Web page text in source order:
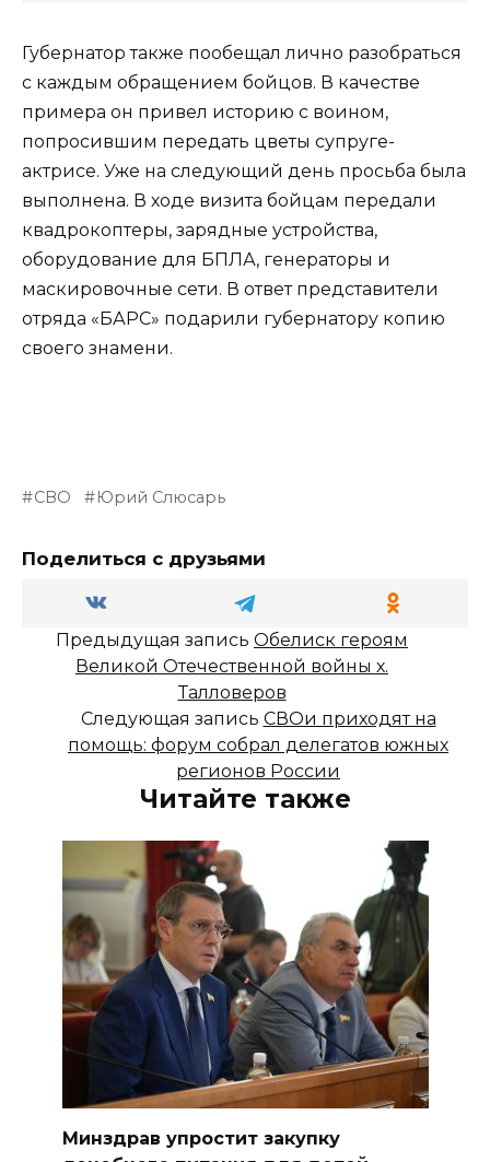
Губернатор также пообещал лично разобраться
с каждым обращением бойцов. В качестве
примера он привел историю с воином,
попросившим передать цветы супруге-
актрисе. Уже на следующий день просьба была
выполнена. В ходе визита бойцам передали
квадрокоптеры, зарядные устройства,
оборудование для БПЛА, генераторы и
маскировочные сети. В ответ представители
отряда «БАРС» подарили губернатору копию
своего знамени.
СВО Юрий Слюсарь
Поделиться с друзьями
Предыдущая запись Обелиск героям
Великой Отечественной войны х.
Талловеров
Следующая запись СВОи приходят на
помощь: форум собрал делегатов южных
регионов России
Читайте также
Минздрав упростит закупку